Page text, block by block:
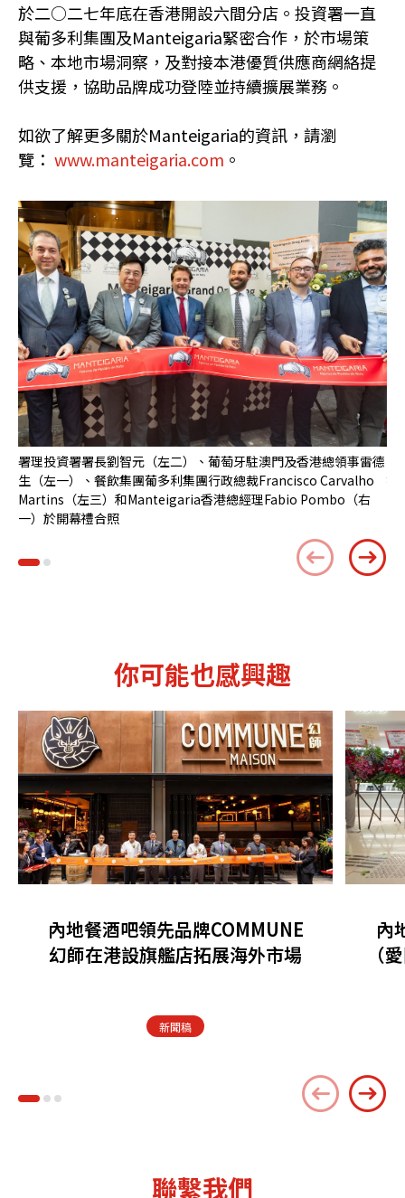
於二○二七年底在香港開設六間分店。投資署一直
與葡多利集團及Manteigaria緊密合作，於市場策
略、本地市場洞察，及對接本港優質供應商網絡提
供支援，協助品牌成功登陸並持續擴展業務。
如欲了解更多關於Manteigaria的資訊，請瀏
覽： www.manteigaria.com 。
署理投資署署長劉智元（左二）、葡萄牙駐澳門及香港總領事雷德
生（左一）、餐飲集團葡多利集團行政總裁Francisco Carvalho
Martins（左三）和Manteigaria香港總經理Fabio Pombo（右
一）於開幕禮合照
你可能也感興趣
內地餐酒吧領先品牌COMMUNE
幻師在港設旗艦店拓展海外市場
新聞稿
內
（
聯繫我們